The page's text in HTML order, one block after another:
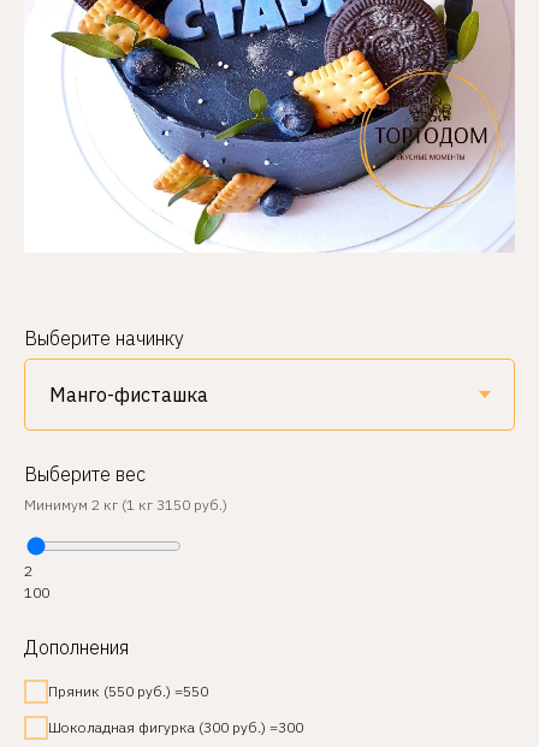
Выберите начинку
Выберите вес
Минимум 2 кг (1 кг 3150 руб.)
2
100
Дополнения
Пряник (550 руб.) =550
Шоколадная фигурка (300 руб.) =300